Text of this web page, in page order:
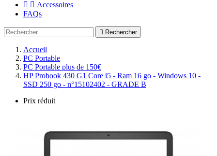
  Accessoires
FAQs
 Rechercher
Accueil
PC Portable
PC Portable plus de 150€
HP Probook 430 G1 Core i5 - Ram 16 go - Windows 10 -
SSD 250 go - n°15102402 - GRADE B
Prix réduit